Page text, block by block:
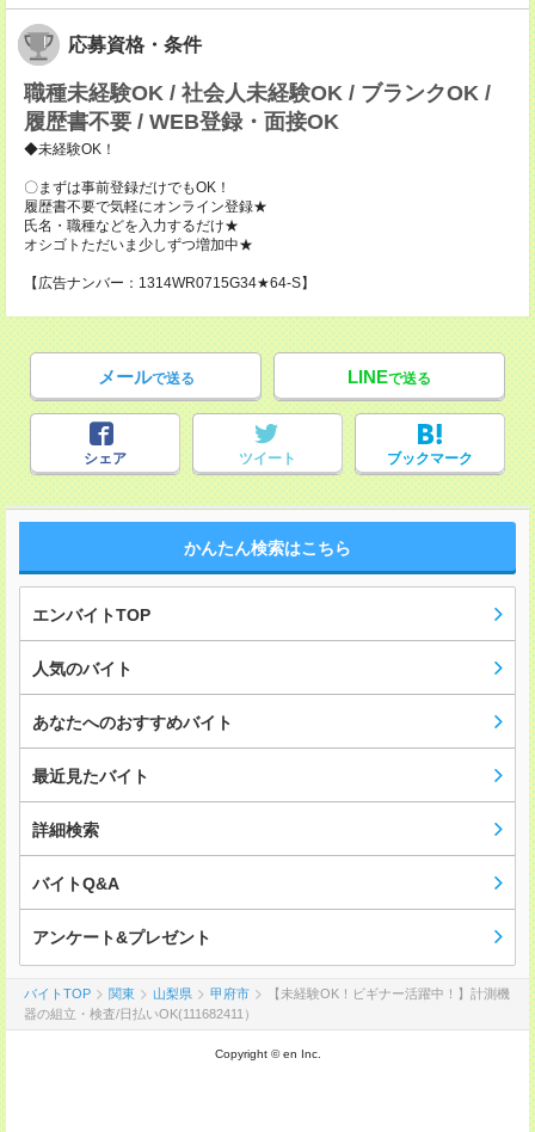
応募資格・条件
職種未経験OK / 社会人未経験OK / ブランクOK /
履歴書不要 / WEB登録・面接OK
◆未経験OK！
〇まずは事前登録だけでもOK！
履歴書不要で気軽にオンライン登録★
氏名・職種などを入力するだけ★
オシゴトただいま少しずつ増加中★
【広告ナンバー：1314WR0715G34★64-S】
メールで送る LINEで送る
シェア ツイート ブックマーク
かんたん検索はこちら
エンバイトTOP
人気のバイト
あなたへのおすすめバイト
最近見たバイト
詳細検索
バイトQ&A
アンケート&プレゼント
バイトTOP 関東 山梨県 甲府市
【未経験OK！ビギナー活躍中！】計測機
器の組立・検査/日払いOK(111682411）
Copyright © en Inc.